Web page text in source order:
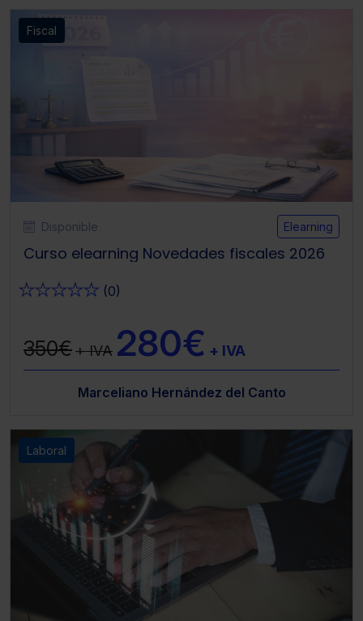
Fiscal
Disponible Elearning
Curso elearning Novedades fiscales 2026
★★★★★ (0)
350€+ IVA 280€ + IVA
Marceliano Hernández del Canto
Laboral